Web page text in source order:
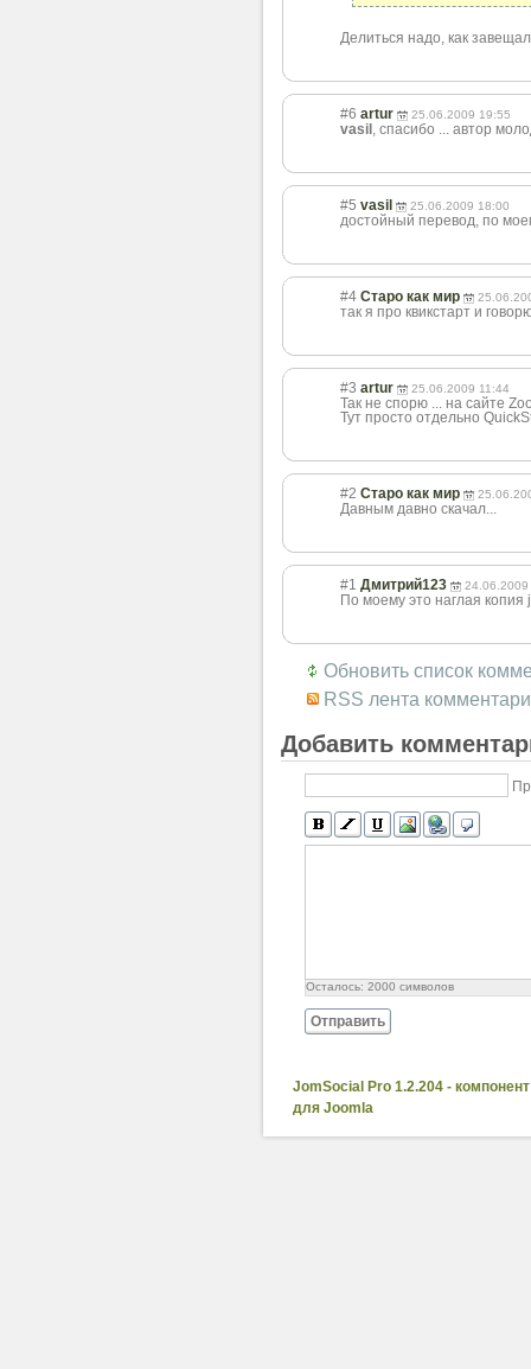
Делиться надо, как
#6 artur 25.06.2009 19:55
vasil , спасибо ... автор
#5 vasil 25.06.2009 18:00
достойный перевод, по
#4 Старо как мир
так я про квикстарт и
#3 artur 25.06.2009 11:44
Так не спорю ... на сайте
Тут просто отдельно
#2 Старо как мир
Давным давно скачал...
#1 Дмитрий123 24.06.2009
По моему это наглая копия
Обновить список
RSS лента
Добавить
Осталось: 2000 символов
Отправить
JomSocial Pro 1.2.204 - компонент
для Joomla